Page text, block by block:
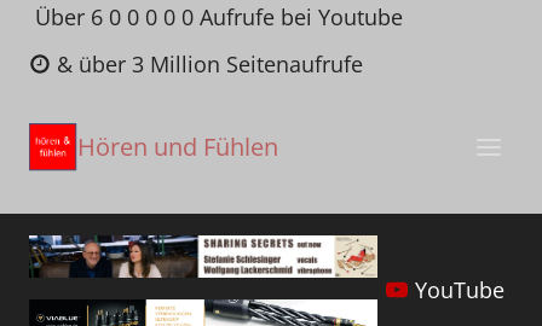
Zum
Inhalt
springen
Über 6 0 0 0 0 0 Aufrufe bei Youtube
& über 3 Million Seitenaufrufe
Hören und Fühlen
YouTube